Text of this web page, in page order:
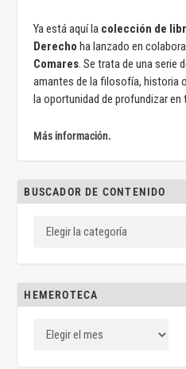
Ya está aquí la colección de
Derecho ha lanzado en
Comares. Se trata de una serie
amantes de la filosofía, historia
la oportunidad de profundizar en
Más información.
BUSCADOR DE CONTENIDO
HEMEROTECA